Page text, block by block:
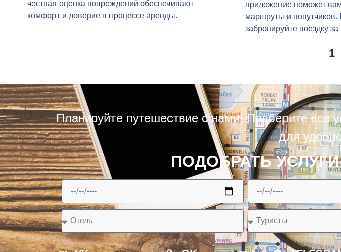
честная оценка повреждений обеспечивают
комфорт и доверие в процессе аренды.
приложение поможет
маршруты и попутчиков.
забронируйте поездку за
1
Планируйте путешествие с нами! Подберите все
для
ПОДОБРАТЬ